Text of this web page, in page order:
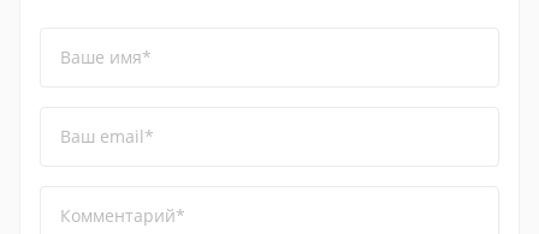
Ваше имя*
Ваш email*
Комментарий*